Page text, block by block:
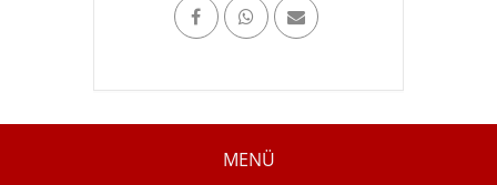
MENÜ